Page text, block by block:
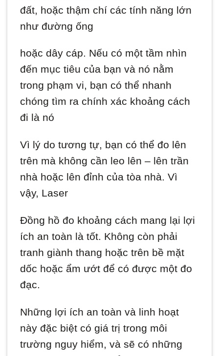
đất, hoặc thậm chí các tính năng lớn
như đường ống
hoặc dây cáp. Nếu có một tầm nhìn
đến mục tiêu của bạn và nó nằm
trong phạm vi, bạn có thể nhanh
chóng tìm ra chính xác khoảng cách
đi là nó
Vì lý do tương tự, bạn có thể đo lên
trên mà không cần leo lên – lên trần
nhà hoặc lên đỉnh của tòa nhà. Vì
vậy, Laser
Đồng hồ đo khoảng cách mang lại lợi
ích an toàn là tốt. Không còn phải
tranh giành thang hoặc trên bề mặt
dốc hoặc ẩm ướt để có được một đo
đạc.
Những lợi ích an toàn và linh hoạt
này đặc biệt có giá trị trong môi
trường nguy hiểm, và sẽ có những